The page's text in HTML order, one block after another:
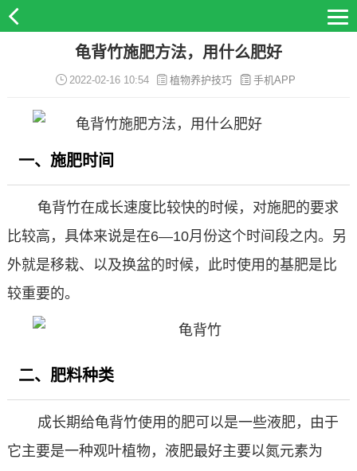
龟背竹施肥方法，用什么肥好
2022-02-16 10:54 植物养护技巧 手机APP
一、施肥时间
龟背竹在成长速度比较快的时候，对施肥的要求
比较高，具体来说是在6—10月份这个时间段之内。另
外就是移栽、以及换盆的时候，此时使用的基肥是比
较重要的。
二、肥料种类
成长期给龟背竹使用的肥可以是一些液肥，由于
它主要是一种观叶植物，液肥最好主要以氮元素为